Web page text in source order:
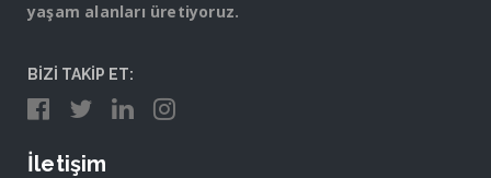
yaşam alanları üretiyoruz.
BİZİ TAKİP ET:
İletişim